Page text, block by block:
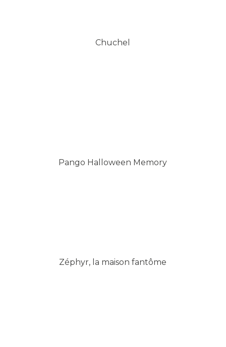
Chuchel
Pango Halloween Memory
Zéphyr, la maison fantôme